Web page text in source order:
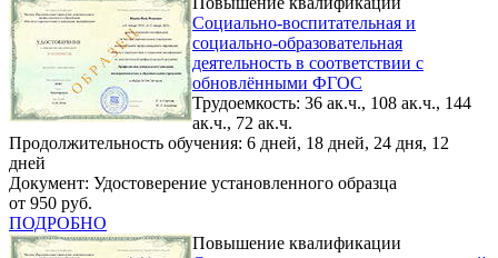
Социально-воспитательная и
социально-образовательная
деятельность в соответствии с
обновлёнными ФГОС
Трудоемкость: 36 ак.ч., 108 ак.ч., 144
ак.ч., 72 ак.ч.
Продолжительность обучения: 6 дней, 18 дней, 24 дня, 12
дней
Документ: Удостоверение установленного образца
от 950 руб.
ПОДРОБНО
Повышение квалификации